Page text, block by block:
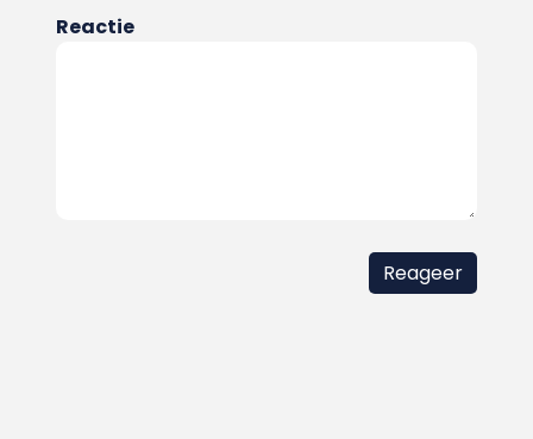
Reactie